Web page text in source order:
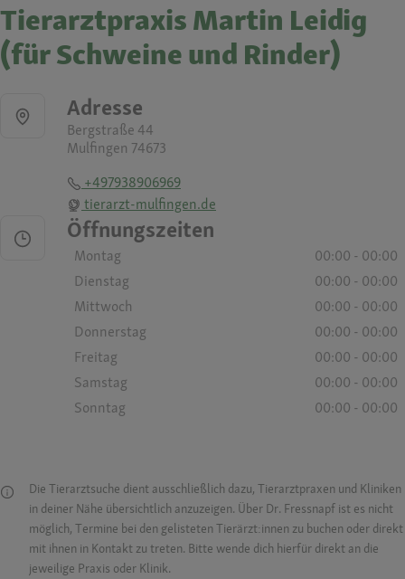
Tierarztpraxis Martin Leidig
(für Schweine und Rinder)
Adresse
Bergstraße 44
Mulfingen 74673
+497938906969
tierarzt-mulfingen.de
Öffnungszeiten
Montag
00:00 - 00:00
Dienstag
00:00 - 00:00
Mittwoch
00:00 - 00:00
Donnerstag
00:00 - 00:00
Freitag
00:00 - 00:00
Samstag
00:00 - 00:00
Sonntag
00:00 - 00:00
Die Tierarztsuche dient ausschließlich dazu, Tierarztpraxen und Kliniken
in deiner Nähe übersichtlich anzuzeigen. Über Dr. Fressnapf ist es nicht
möglich, Termine bei den gelisteten Tierärzt:innen zu buchen oder direkt
mit ihnen in Kontakt zu treten. Bitte wende dich hierfür direkt an die
jeweilige Praxis oder Klinik.